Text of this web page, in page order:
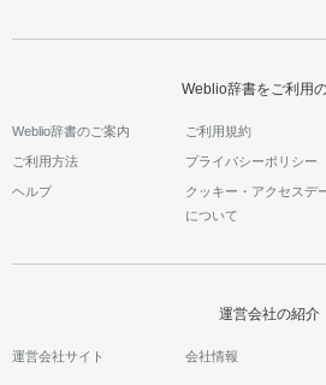
Weblio辞書をご利用
Weblio辞書のご案内 ご利用規約
ご利用方法 プライバシーポリシー
ヘルプ
クッキー・アクセスデ
について
運営会社の紹介
運営会社サイト 会社情報